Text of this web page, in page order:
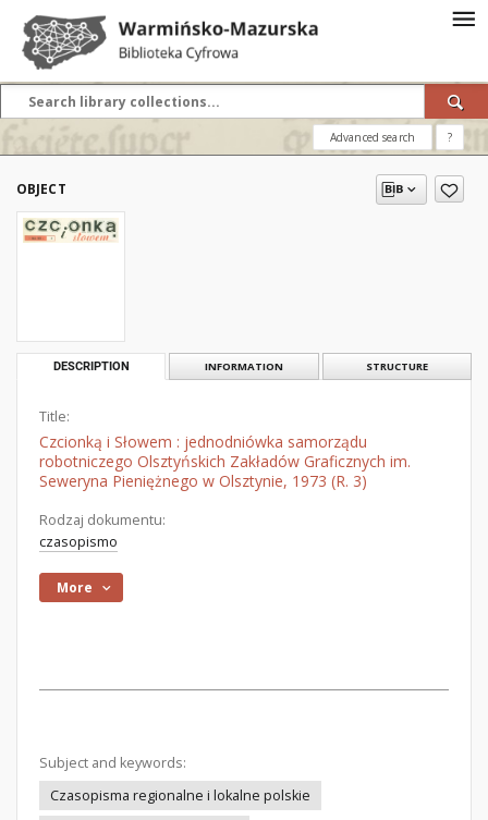
Advanced search ?
OBJECT
DESCRIPTION INFORMATION STRUCTURE
Title:
Czcionką i Słowem : jednodniówka samorządu
robotniczego Olsztyńskich Zakładów Graficznych im.
Seweryna Pieniężnego w Olsztynie, 1973 (R. 3)
Rodzaj dokumentu:
czasopismo
More
Subject and keywords:
Czasopisma regionalne i lokalne polskie